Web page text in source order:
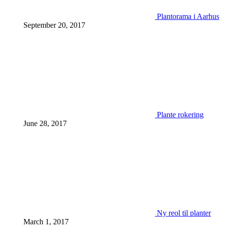
Plantorama i Aarhus
September 20, 2017
Plante rokering
June 28, 2017
Ny reol til planter
March 1, 2017